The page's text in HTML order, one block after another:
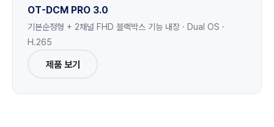
OT-DCM PRO 3.0
기본순정형 + 2채널 FHD 블랙박스 기능 내장 · Dual OS ·
H.265
제품 보기